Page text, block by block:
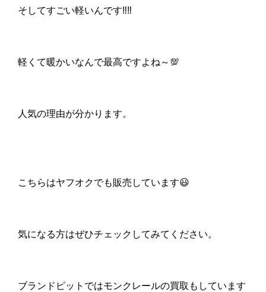
そしてすごい軽いんです‼‼
軽くて暖かいなんで最高ですよね～💯
人気の理由が分かります。
こちらはヤフオクでも販売しています😃
気になる方はぜひチェックしてみてください。
ブランドピットではモンクレールの買取もしています